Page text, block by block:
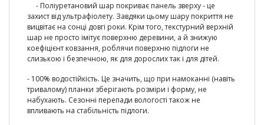
- Поліуретановий шар покриває панель зверху - це
захист від ультрафіолету. Завдяки цьому шару покриття не
вицвітає на сонці довгі роки. Крім того, текстурний верхній
шар не просто імітує поверхню деревини, а й знижую
коефіцієнт ковзання, роблячи поверхню підлоги не
слизькою і безпечною, як для дорослих так і для дітей.
- 100% водостійкість. Це значить, що при намоканні (навіть
тривалому) планки зберігають розміри і форму, не
набухають. Сезонні перепади вологості також не
впливають на стабільність підлоги.